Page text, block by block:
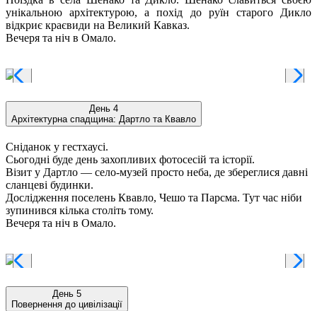
унікальною архітектурою, а похід до руїн старого Дикло
відкриє краєвиди на Великий Кавказ.
Вечеря та ніч в Омало.
День 4
Архітектурна спадщина: Дартло та Квавло
Сніданок у гестхаусі.
Сьогодні буде день захопливих фотосесій та історії.
Візит у Дартло — село-музей просто неба, де збереглися давні
сланцеві будинки.
Дослідження поселень Квавло, Чешо та Парсма. Тут час ніби
зупинився кілька століть тому.
Вечеря та ніч в Омало.
День 5
Повернення до цивілізації